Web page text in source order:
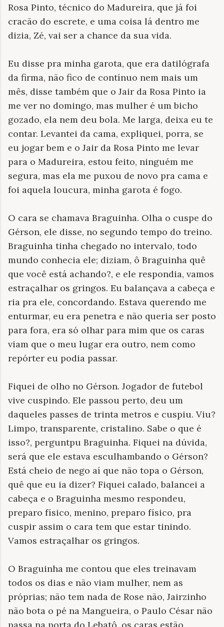
Rosa Pinto, técnico do Madureira, que já foi
cracão do escrete, e uma coisa lá dentro me
dizia, Zé, vai ser a chance da sua vida.
Eu disse pra minha garota, que era datilógrafa
da firma, não fico de contínuo nem mais um
mês, disse também que o Jair da Rosa Pinto ia
me ver no domingo, mas mulher é um bicho
gozado, ela nem deu bola. Me larga, deixa eu te
contar. Levantei da cama, expliquei, porra, se
eu jogar bem e o Jair da Rosa Pinto me levar
para o Madureira, estou feito, ninguém me
segura, mas ela me puxou de novo pra cama e
foi aquela loucura, minha garota é fogo.
O cara se chamava Braguinha. Olha o cuspe do
Gérson, ele disse, no segundo tempo do treino.
Braguinha tinha chegado no intervalo, todo
mundo conhecia ele; diziam, ô Braguinha quê
que você está achando?, e ele respondia, vamos
estraçalhar os gringos. Eu balançava a cabeça e
ria pra ele, concordando. Estava querendo me
enturmar, eu era penetra e não queria ser posto
para fora, era só olhar para mim que os caras
viam que o meu lugar era outro, nem como
repórter eu podia passar.
Fiquei de olho no Gérson. Jogador de futebol
vive cuspindo. Ele passou perto, deu um
daqueles passes de trinta metros e cuspiu. Viu?
Limpo, transparente, cristalino. Sabe o que é
isso?, perguntpu Braguinha. Fiquei na dúvida,
será que ele estava esculhambando o Gérson?
Está cheio de nego aí que não topa o Gérson,
quê que eu ia dizer? Fiquei calado, balancei a
cabeça e o Braguinha mesmo respondeu,
preparo físico, menino, preparo físico, pra
cuspir assim o cara tem que estar tinindo.
Vamos estraçalhar os gringos.
O Braguinha me contou que eles treinavam
todos os dias e não viam mulher, nem as
próprias; não tem nada de Rose não, Jairzinho
não bota o pé na Mangueira, o Paulo César não